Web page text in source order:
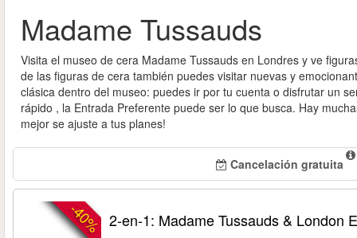
Madame Tussauds
Visita el museo de cera Madame Tussauds en Londres y ve
de las figuras de cera también puedes visitar nuevas y
clásica dentro del museo: puedes ir por tu cuenta o disfrutar un
rápido , la Entrada Preferente puede ser lo que busca. Hay
mejor se ajuste a tus planes!
Cancelación gratuita
-40% 2-en-1: Madame Tussauds & London